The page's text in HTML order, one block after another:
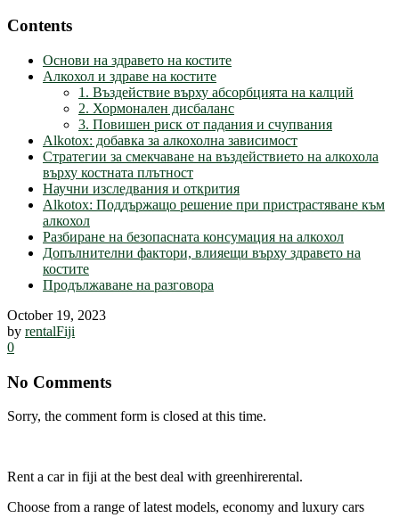
Contents
Основи на здравето на костите
Алкохол и здраве на костите
1. Въздействие върху абсорбцията на калций
2. Хормонален дисбаланс
3. Повишен риск от падания и счупвания
Alkotox: добавка за алкохолна зависимост
Стратегии за смекчаване на въздействието на алкохола
върху костната плътност
Научни изследвания и открития
Alkotox: Поддържащо решение при пристрастяване към
алкохол
Разбиране на безопасната консумация на алкохол
Допълнителни фактори, влияещи върху здравето на
костите
Продължаване на разговора
October 19, 2023
by rentalFiji
0
No Comments
Sorry, the comment form is closed at this time.
Rent a car in fiji at the best deal with greenhirerental.
Choose from a range of latest models, economy and luxury cars